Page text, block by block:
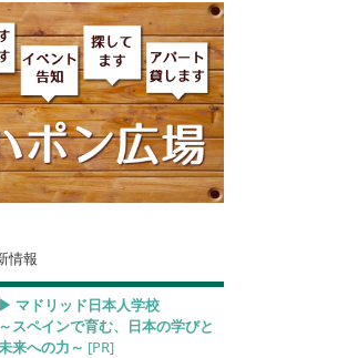
情報
▶︎ マドリッド日本人学校
～スペインで育む、日本の学びと
来への力～ [PR]